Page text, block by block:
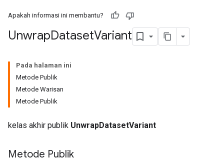
Apakah informasi ini membantu?
UnwrapDatasetVariant
Pada halaman ini
Metode Publik
Metode Warisan
Metode Publik
kelas akhir publik UnwrapDatasetVariant
Metode Publik